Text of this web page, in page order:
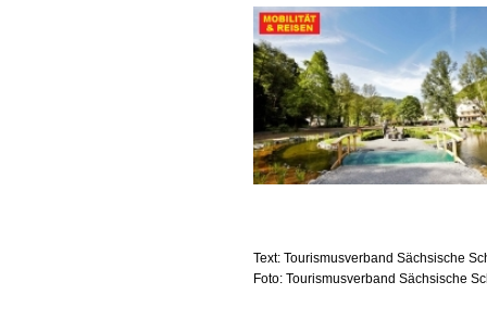
Text: Tourismusverband Sächsische
Foto: Tourismusverband Sächsische